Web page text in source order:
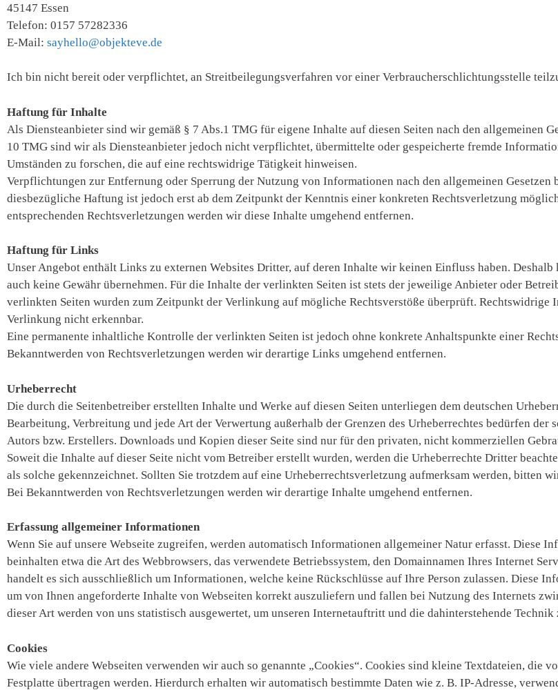
45147 Essen
Telefon: 0157 57282336
E-Mail: sayhello@objekteve.de
Ich bin nicht bereit oder verpflichtet, an Streitbeilegungsverfahren vor einer Verbraucherschlichtungsstelle
Haftung für Inhalte
Als Diensteanbieter sind wir gemäß § 7 Abs.1 TMG für eigene Inhalte auf diesen Seiten nach den allgemeinen
10 TMG sind wir als Diensteanbieter jedoch nicht verpflichtet, übermittelte oder gespeicherte fremde
Umständen zu forschen, die auf eine rechtswidrige Tätigkeit hinweisen.
Verpflichtungen zur Entfernung oder Sperrung der Nutzung von Informationen nach den allgemeinen Gesetzen
diesbezügliche Haftung ist jedoch erst ab dem Zeitpunkt der Kenntnis einer konkreten Rechtsverletzung
entsprechenden Rechtsverletzungen werden wir diese Inhalte umgehend entfernen.
Haftung für Links
Unser Angebot enthält Links zu externen Websites Dritter, auf deren Inhalte wir keinen Einfluss haben.
auch keine Gewähr übernehmen. Für die Inhalte der verlinkten Seiten ist stets der jeweilige Anbieter oder
verlinkten Seiten wurden zum Zeitpunkt der Verlinkung auf mögliche Rechtsverstöße überprüft. Rechtswidrige
Verlinkung nicht erkennbar.
Eine permanente inhaltliche Kontrolle der verlinkten Seiten ist jedoch ohne konkrete Anhaltspunkte einer
Bekanntwerden von Rechtsverletzungen werden wir derartige Links umgehend entfernen.
Urheberrecht
Die durch die Seitenbetreiber erstellten Inhalte und Werke auf diesen Seiten unterliegen dem deutschen
Bearbeitung, Verbreitung und jede Art der Verwertung außerhalb der Grenzen des Urheberrechtes bedürfen
Autors bzw. Erstellers. Downloads und Kopien dieser Seite sind nur für den privaten, nicht kommerziellen
Soweit die Inhalte auf dieser Seite nicht vom Betreiber erstellt wurden, werden die Urheberrechte Dritter
als solche gekennzeichnet. Sollten Sie trotzdem auf eine Urheberrechtsverletzung aufmerksam werden, bitten
Bei Bekanntwerden von Rechtsverletzungen werden wir derartige Inhalte umgehend entfernen.
Erfassung allgemeiner Informationen
Wenn Sie auf unsere Webseite zugreifen, werden automatisch Informationen allgemeiner Natur erfasst. Diese
beinhalten etwa die Art des Webbrowsers, das verwendete Betriebssystem, den Domainnamen Ihres Internet
handelt es sich ausschließlich um Informationen, welche keine Rückschlüsse auf Ihre Person zulassen. Diese
um von Ihnen angeforderte Inhalte von Webseiten korrekt auszuliefern und fallen bei Nutzung des Internets
dieser Art werden von uns statistisch ausgewertet, um unseren Internetauftritt und die dahinterstehende Technik
Cookies
Wie viele andere Webseiten verwenden wir auch so genannte „Cookies“. Cookies sind kleine Textdateien, die
Festplatte übertragen werden. Hierdurch erhalten wir automatisch bestimmte Daten wie z. B. IP-Adresse,